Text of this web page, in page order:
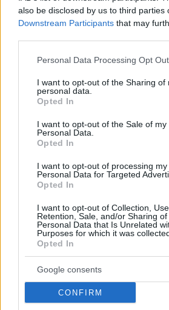
also be disclosed by us to third parties
Downstream Participants that may
Please note that this website/app uses
not limited to your visit or usage
grant or deny consent to Google and
use your data for below specified
consent section.
Personal Data Processing Opt
I want to opt-out of the Sharing of
personal data.
Opted In
I want to opt-out of the Sale of my
Personal Data.
Opted In
I want to opt-out of processing my
Personal Data for Targeted
Opted In
I want to opt-out of Collection, Use,
Retention, Sale, and/or Sharing of
Personal Data that Is Unrelated
Purposes for which it was
Opted In
Google consents
CONFIRM
Hirdetés